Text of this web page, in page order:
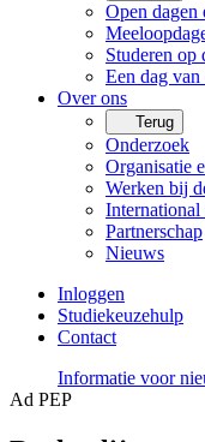
Open dagen
Studeren op
Een dag
Over ons
Terug
Onderzoek
Organisatie
Werken bij
International
Partnerschap
Nieuws
Inloggen
Studiekeuzehulp
Contact
Informatie voor
Ad PEP